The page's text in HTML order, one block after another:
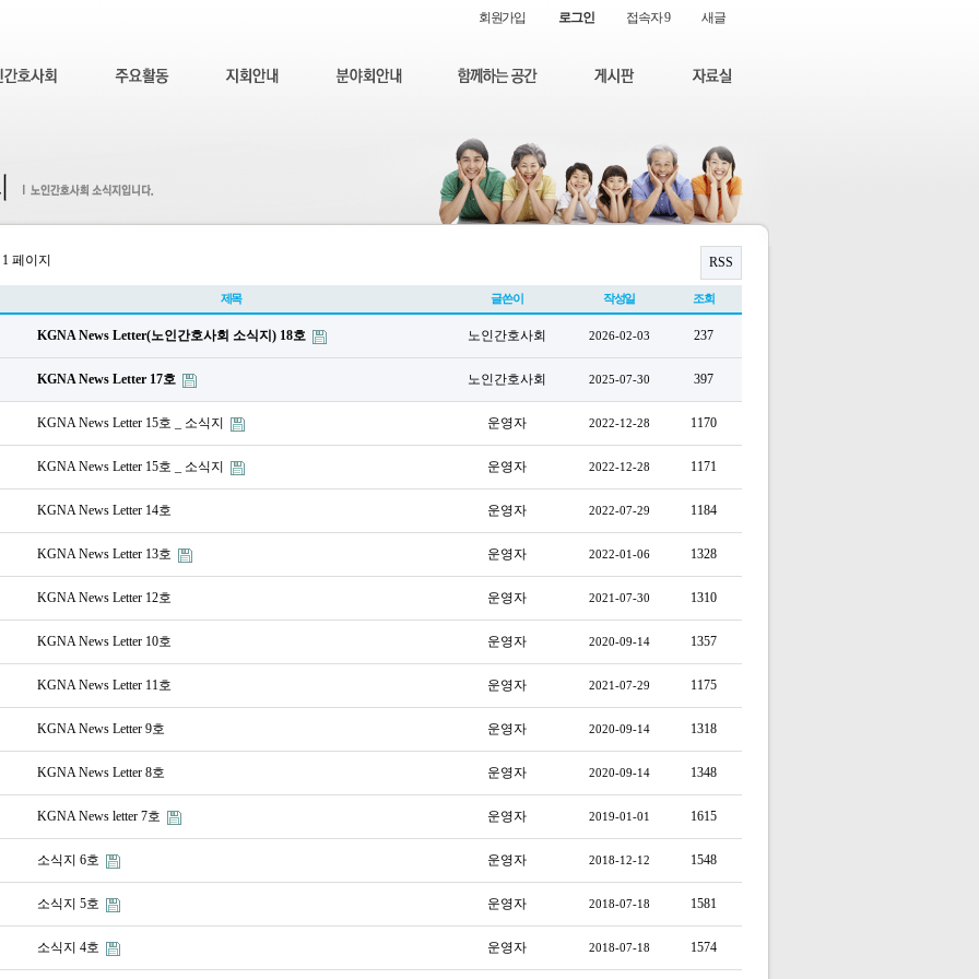
회원가입 로그인 접속자 9 새글
1 페이지 RSS
제목 글쓴이 작성일 조회
KGNA News Letter(노인간호사회 소식지) 18호 노인간호사회 2026-02-03 237
KGNA News Letter 17호 노인간호사회 2025-07-30 397
KGNA News Letter 15호 _ 소식지 운영자 2022-12-28 1170
KGNA News Letter 15호 _ 소식지 운영자 2022-12-28 1171
KGNA News Letter 14호 운영자 2022-07-29 1184
KGNA News Letter 13호 운영자 2022-01-06 1328
KGNA News Letter 12호 운영자 2021-07-30 1310
KGNA News Letter 10호 운영자 2020-09-14 1357
KGNA News Letter 11호 운영자 2021-07-29 1175
KGNA News Letter 9호 운영자 2020-09-14 1318
KGNA News Letter 8호 운영자 2020-09-14 1348
KGNA News letter 7호 운영자 2019-01-01 1615
소식지 6호 운영자 2018-12-12 1548
소식지 5호 운영자 2018-07-18 1581
소식지 4호 운영자 2018-07-18 1574